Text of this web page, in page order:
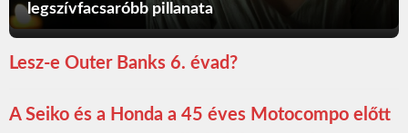
legszívfacsaróbb pillanata
Lesz-e Outer Banks 6. évad?
A Seiko és a Honda a 45 éves Motocompo előtt